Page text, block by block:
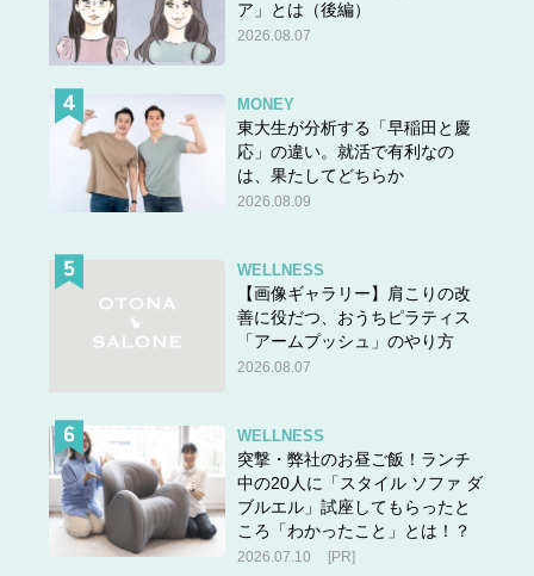
ア」とは（後編）
2026.08.07
MONEY
東大生が分析する「早稲田と慶
応」の違い。就活で有利なの
は、果たしてどちらか
2026.08.09
WELLNESS
【画像ギャラリー】肩こりの改
善に役だつ、おうちピラティス
「アームプッシュ」のやり方
2026.08.07
WELLNESS
突撃・弊社のお昼ご飯！ランチ
中の20人に「スタイル ソファ ダ
ブルエル」試座してもらったと
ころ「わかったこと」とは！？
2026.07.10 [PR]